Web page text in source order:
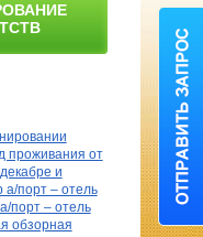
проживания от
и
а/порт – отель
порт – отель
обзорная